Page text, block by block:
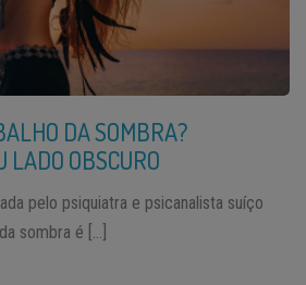
DA SOMBRA?
LADO OBSCURO
pelo psiquiatra e psicanalista suíço
sombra é […]